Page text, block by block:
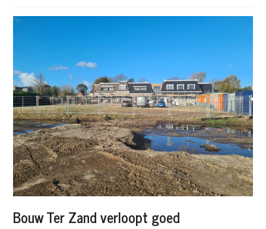
Bouw Ter Zand verloopt goed